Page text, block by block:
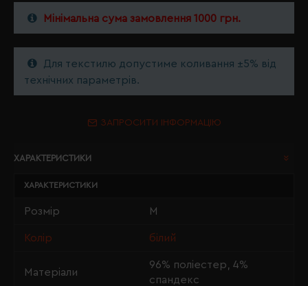
Мінімальна сума замовлення 1000 грн.
Для текстилю допустиме коливання ±5% від
технічних параметрів.
ЗАПРОСИТИ ІНФОРМАЦІЮ
ХАРАКТЕРИСТИКИ
ХАРАКТЕРИСТИКИ
Розмір M
Колір білий
Матеріали
96% поліестер, 4%
спандекс